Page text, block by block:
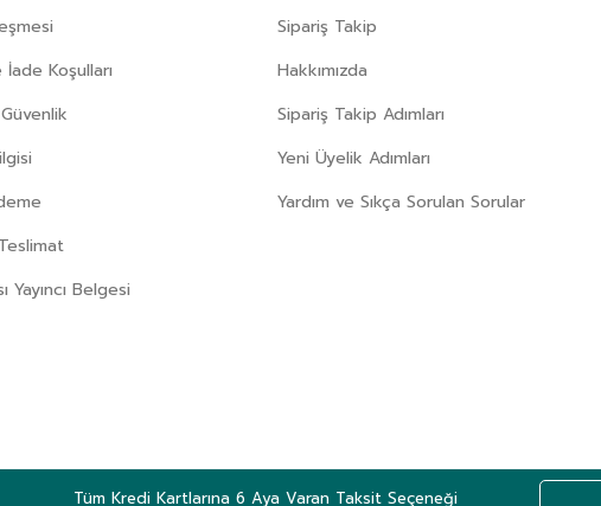
Koşulları
Yayıncı Belgesi
Sipariş Takip
Hakkımızda
Sipariş Takip Adımları
Yeni Üyelik Adımları
Yardım ve Sıkça Sorulan Sorular
Tüm Kredi Kartlarına 6 Aya Varan Taksit Seçeneği